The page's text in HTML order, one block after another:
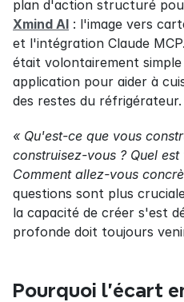
Xmind AI : l'image vers
et l'intégration Claude
était volontairement
application pour aider à
des restes du réfrigérateur.
« Qu'est-ce que vous
construisez-vous ? Quel
Comment allez-vous
questions sont plus
la capacité de créer s'est
profonde doit toujours
Pourquoi l'écart